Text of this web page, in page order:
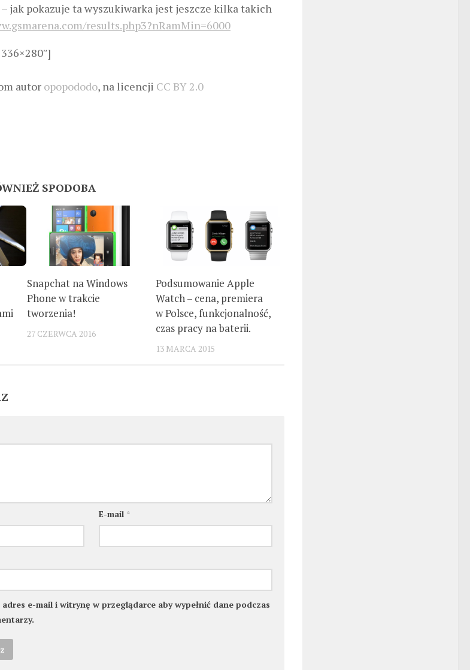
– jak pokazuje ta wyszukiwarka jest jeszcze kilka takich
results.php3?nRamMin=6000
autor opopododo, na licencji CC BY 2.0
SPODOBA
Snapchat na Windows
Phone w trakcie
tworzenia!
27 CZERWCA 2016
Podsumowanie Apple
Watch – cena, premiera
w Polsce, funkcjonalność,
czas pracy na baterii.
13 MARCA 2015
E-mail *
e-mail i witrynę w przeglądarce aby wypełnić dane podczas